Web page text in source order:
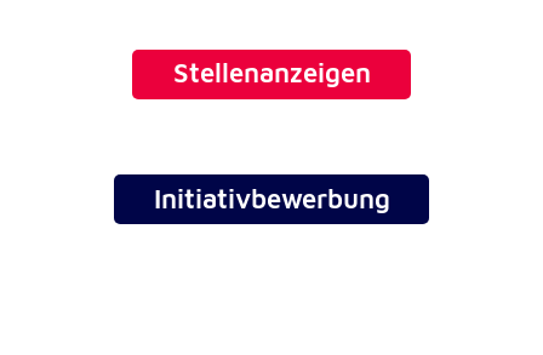
Stellenanzeigen
Initiativbewerbung